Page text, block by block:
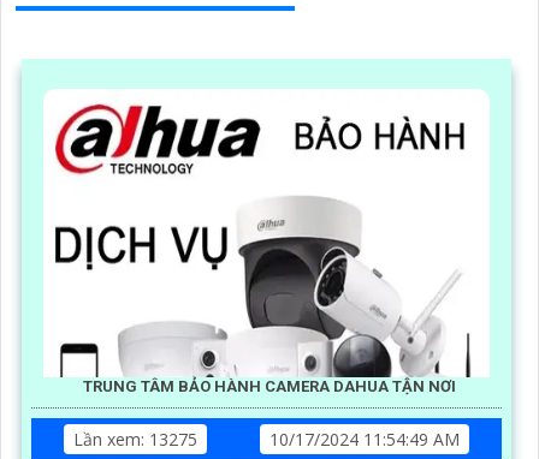
TRUNG TÂM BẢO HÀNH CAMERA DAHUA TẬN NƠI
Lần xem: 13275
10/17/2024 11:54:49 AM